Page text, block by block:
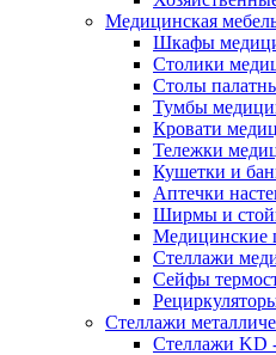
Медицинская
Шкафы
Столики
Столы
Тумбы
Кровати
Тележки
Кушетки и
Аптечки
Ширмы и
Медицинские
Стеллажи
Сейфы
Стеллажи
Стеллажи KD